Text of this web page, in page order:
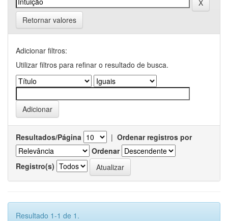
Retornar valores
Adicionar filtros:
Utilizar filtros para refinar o resultado de busca.
Resultados/Página | Ordenar registros por
Ordenar
Registro(s)
Resultado 1-1 de 1.